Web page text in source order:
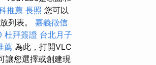
推薦 長照 您可以
列表。 嘉義徵信
杜拜簽證 台北月子
薦 為此，打開VLC
讓您選擇或創建現